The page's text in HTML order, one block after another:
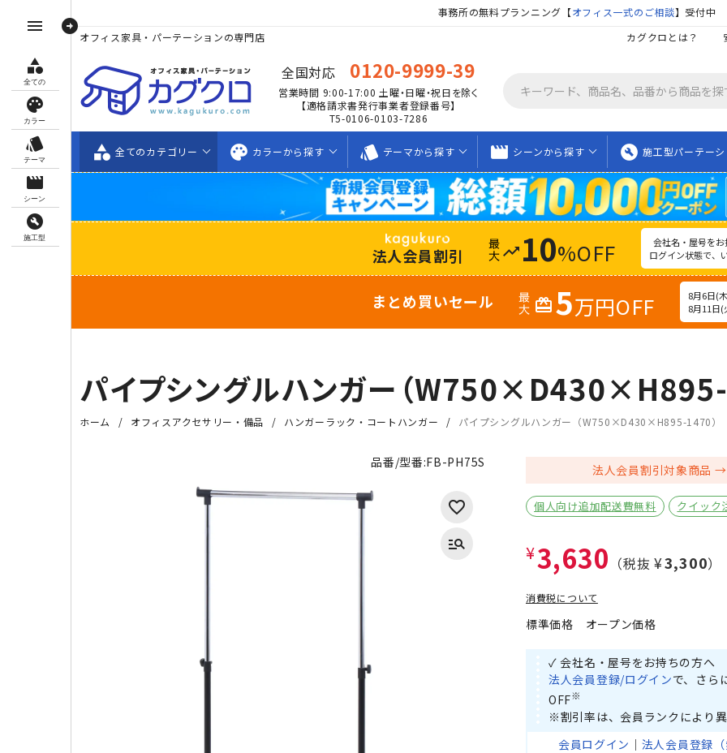
menu arrow_circle_right
category
全ての
palette
カラー
style
テーマ
movie_creation
シーン
build_circle
施工型
事務所の無料プランニング【オフィス一式のご相談】受付中
オフィス家具・パーテーションの専門店
カグクロとは？
全国対応 0120-9999-39
営業時間 9:00-17:00 土曜・日曜・祝日を除く
【適格請求書発行事業者登録番号】
T5-0106-0103-7286
category 全てのカテゴリー palette カラーから探す style テーマから探す movie_creation シーンから探す build_circle 施工型パーテー
法人会員割引 trending_up 10%OFF
会社名・屋号を
ログイン状態で、
まとめ買いセール redeem 5万円OFF
8月6日(
8月11日(
パイプシングルハンガー（
ホーム オフィスアクセサリー・備品 ハンガーラック・コートハンガー パイプシングルハンガー（W750×D430×H895-1470）
品番/型番:FB-PH75S 法人会員割引対象商品
個人向け追加配送費無料 クイック
¥3,630 （税抜 ¥3,300）
消費税について
標準価格 オープン価格
✓ 会社名・屋号をお持ちの方へ
法人会員登録/ログインで、さら
OFF※
※割引率は、会員ランクにより
会員ログイン ｜ 法人会員登録